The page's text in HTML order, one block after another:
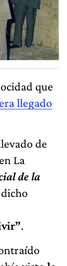
que
llegado
de
La
.
visto
- se